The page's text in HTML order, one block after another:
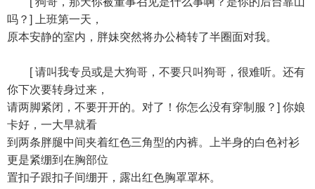
吗？] 上班第一天，
原本安静的室内，胖妹突然将办公椅转了半圈面对我。
[ 请叫我专员或是大狗哥，不要只叫狗哥，很难听。还有
你下次要转身过来，
请两脚紧闭，不要开开的。对了！你怎么没有穿制服？] 你娘
卡好，一大早就看
到两条胖腿中间夹着红色三角型的内裤。上半身的白色衬衫
更是紧绷到在胸部位
置扣子跟扣子间绷开，露出红色胸罩罩杯。